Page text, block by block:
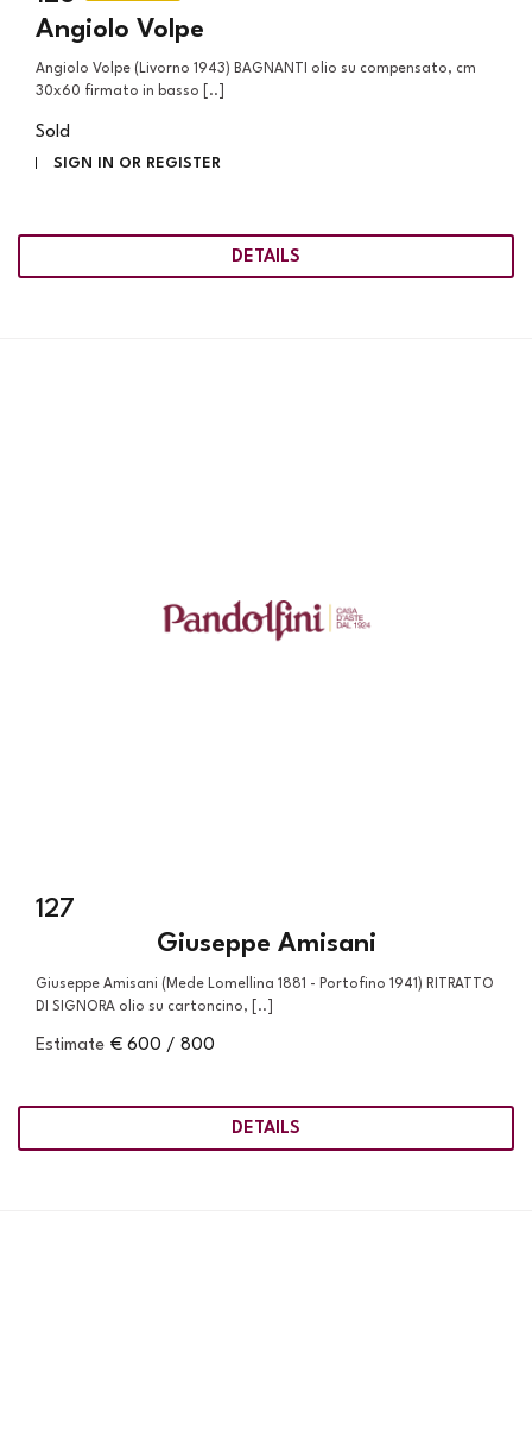
Angiolo Volpe
Angiolo Volpe (Livorno 1943) BAGNANTI olio su compensato, cm
30x60 firmato in basso [..]
Sold
SIGN IN OR REGISTER
DETAILS
127
Giuseppe Amisani
Giuseppe Amisani (Mede Lomellina 1881 - Portofino 1941) RITRATTO
DI SIGNORA olio su cartoncino, [..]
Estimate € 600 / 800
DETAILS